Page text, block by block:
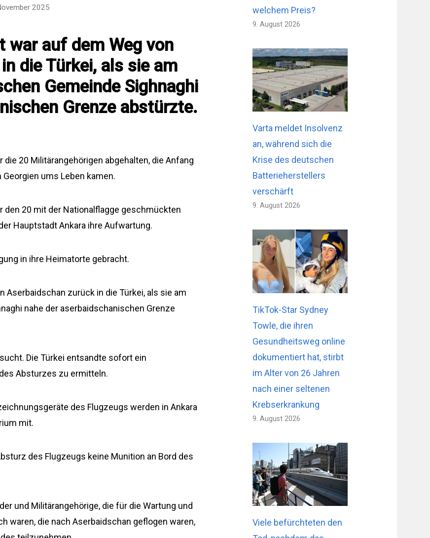
2025
war auf dem Weg von
die Türkei, als sie am
Gemeinde Sighnaghi
Grenze abstürzte.
20 Militärangehörigen abgehalten, die Anfang
ums Leben kamen.
den 20 mit der Nationalflagge geschmückten
Hauptstadt Ankara ihre Aufwartung.
in ihre Heimatorte gebracht.
Aserbaidschan zurück in die Türkei, als sie am
nahe der aserbaidschanischen Grenze
Die Türkei entsandte sofort ein
Absturzes zu ermitteln.
des Flugzeugs werden in Ankara
mit.
des Flugzeugs keine Munition an Bord des
und Militärangehörige, die für die Wartung und
waren, die nach Aserbaidschan geflogen waren,
welchem ​​Preis?
9. August 2026
Varta meldet Insolvenz
an, während sich die
Krise des deutschen
Batterieherstellers
verschärft
9. August 2026
TikTok-Star Sydney
Towle, die ihren
Gesundheitsweg online
dokumentiert hat, stirbt
im Alter von 26 Jahren
nach einer seltenen
Krebserkrankung
9. August 2026
Viele befürchteten den